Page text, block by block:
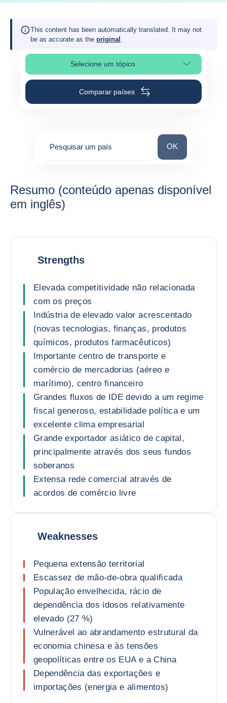
This content has been automatically translated. It may not
be as accurate as the original .
Selecione um tópicoSelecionar a secção da página
Comparar países
Pesquisar um país Pesquisar um
OK
Resumo (conteúdo apenas disponível
em inglês)
Strengths
Elevada competitividade não relacionada
com os preços
Indústria de elevado valor acrescentado
(novas tecnologias, finanças, produtos
químicos, produtos farmacêuticos)
Importante centro de transporte e
comércio de mercadorias (aéreo e
marítimo), centro financeiro
Grandes fluxos de IDE devido a um regime
fiscal generoso, estabilidade política e um
excelente clima empresarial
Grande exportador asiático de capital,
principalmente através dos seus fundos
soberanos
Extensa rede comercial através de
acordos de comércio livre
Weaknesses
Pequena extensão territorial
Escassez de mão-de-obra qualificada
População envelhecida, rácio de
dependência dos idosos relativamente
elevado (27 %)
Vulnerável ao abrandamento estrutural da
economia chinesa e às tensões
geopolíticas entre os EUA e a China
Dependência das exportações e
importações (energia e alimentos)